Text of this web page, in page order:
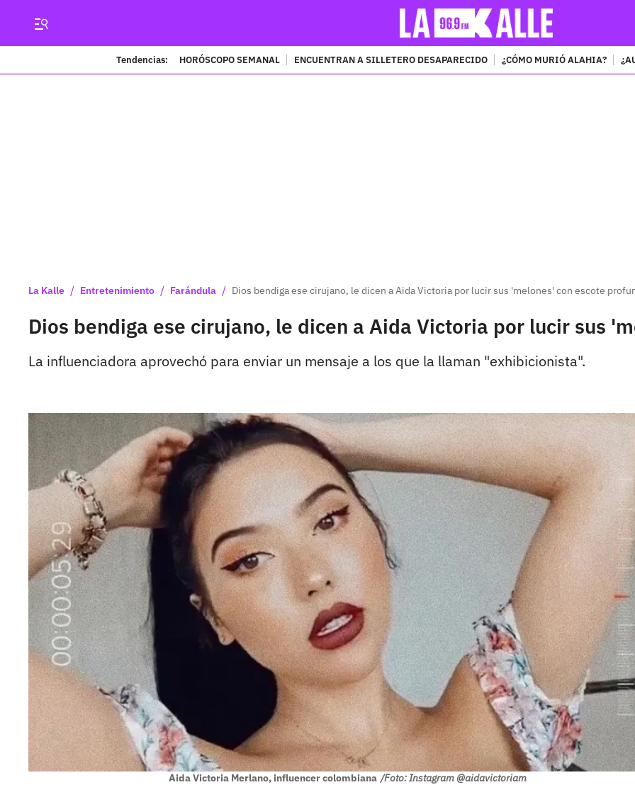
Tendencias: HORÓSCOPO SEMANAL ENCUENTRAN A SILLETERO DESAPARECIDO ¿CÓMO MURIÓ ALAHIA?
La Kalle / Entretenimiento / Farándula / Dios bendiga ese cirujano, le dicen a Aida Victoria por lucir sus 'melones' con escote
Dios bendiga ese cirujano, le dicen a Aida Victoria por lucir sus
La influenciadora aprovechó para enviar un mensaje a los que la llaman "exhibicionista".
Aida Victoria Merlano, influencer colombiana /Foto: Instagram @aidavictoriam